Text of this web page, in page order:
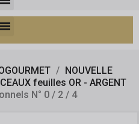
NOUVELLE
feuilles OR - ARGENT
N° 0 / 2 / 4